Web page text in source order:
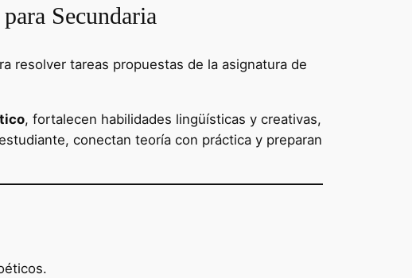
Secundaria
resolver tareas propuestas de la asignatura de
, fortalecen habilidades lingüísticas y creativas,
conectan teoría con práctica y preparan